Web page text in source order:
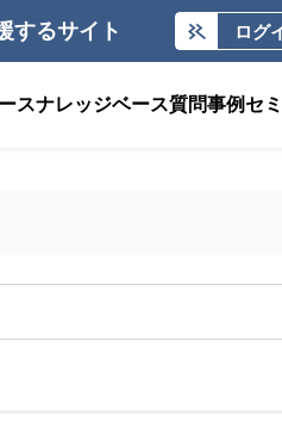
するサイト ログ
スナレッジベース質問事例 セ